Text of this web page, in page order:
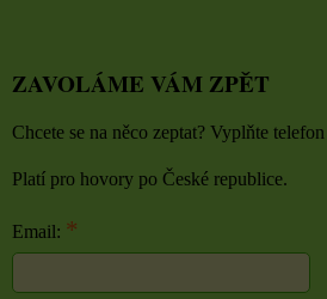
ZAVOLÁME VÁM ZPĚT
Chcete se na něco zeptat? Vyplňte
Platí pro hovory po České republice.
Email: *